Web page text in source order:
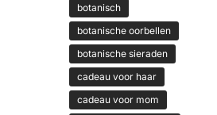
botanisch
botanische oorbellen
botanische sieraden
cadeau voor haar
cadeau voor mom